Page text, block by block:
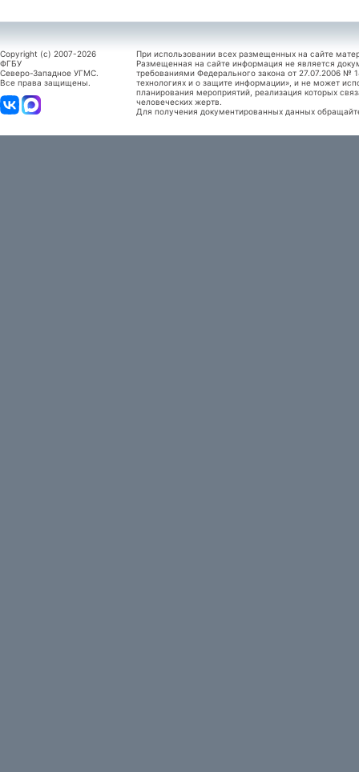
Copyright (c) 2007-2026
ФГБУ
Северо-Западное УГМС.
Все права защищены.
При использовании всех размещенных на сайте
Размещенная на сайте информация не является
требованиями Федерального закона от 27.07.2006
технологиях и о защите информации», и не может
планирования мероприятий, реализация которых
человеческих жертв.
Для получения документированных данных